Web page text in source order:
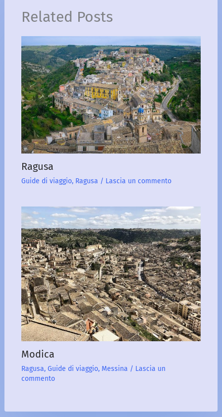
Related Posts
Ragusa
Guide di viaggio, Ragusa / Lascia un commento
Modica
Ragusa, Guide di viaggio, Messina / Lascia un
commento